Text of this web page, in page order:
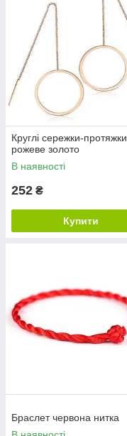
Круглі сережки-протяжки
рожеве золото
В наявності
252 ₴
Купити
Браслет червона нитка